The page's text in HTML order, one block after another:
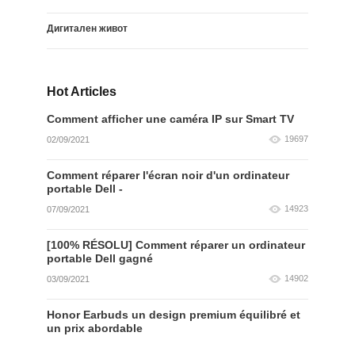
Дигитален живот
Hot Articles
Comment afficher une caméra IP sur Smart TV
02/09/2021 19697
Comment réparer l'écran noir d'un ordinateur
portable Dell -
07/09/2021 14923
[100% RÉSOLU] Comment réparer un ordinateur
portable Dell gagné
03/09/2021 14902
Honor Earbuds un design premium équilibré et
un prix abordable